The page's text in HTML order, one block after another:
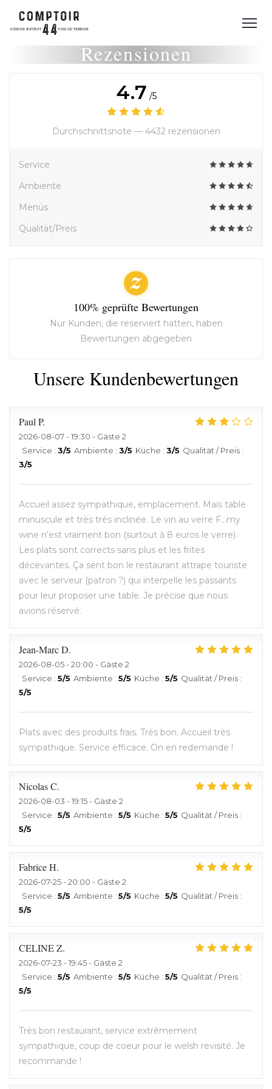
Rezensionen
Unsere Kundenbewertungen
Paul P
2026-08-07- 19:30 - Gäste 2
Service : 3/5 Ambiente : 3/5 Küche : 3/5 Qualität / Preis :
3/5
Accueil assez sympathique, emplacement. Mais table
minuscule et très très inclinée. Le vin au verre F...my
wine n'est vraiment bon (surtout à 8 euros le verre).
Les plats sont corrects sans plus et les frites
décevantes. Ça sent bon le restaurant attrape touriste
avec le serveur (patron ?) qui interpelle les passants
pour leur proposer une table. Je précise que nous
avions réservé.
Jean-MarcD
2026-08-05- 20:00 - Gäste 2
Service : 5/5 Ambiente : 5/5 Küche : 5/5 Qualität / Preis :
5/5
Plats avec des produits frais. Très bon. Accueil très
sympathique. Service efficace. On en redemande !
NicolasC
2026-08-03 - 19:15 - Gäste 2
Service : 5/5 Ambiente : 5/5 Küche : 5/5 Qualität / Preis :
5/5
FabriceH
2026-07-25- 20:00 - Gäste 2
Service : 5/5 Ambiente : 5/5 Küche : 5/5 Qualität / Preis :
5/5
CELINEZ
2026-07-23 - 19:45 - Gäste 2
Service : 5/5 Ambiente : 5/5 Küche : 5/5 Qualität / Preis :
5/5
Très bon restaurant, service extrêmement
sympathique, coup de coeur pour le welsh revisité. Je
recommande !
4.7 /5
Durchschnittsnote — 4432 rezensionen
Service
Ambiente
Menüs
Qualität/Preis
100% geprüfte Bewertungen
Nur Kunden, die reserviert hatten, haben
Bewertungen abgegeben